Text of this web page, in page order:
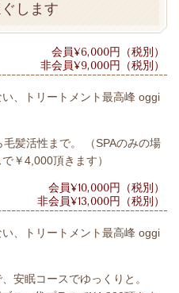
します
会員¥6,000円（税別）
非会員¥9,000円（税別）
、トリートメント最高峰 oggi
髪活性まで。 （SPAのみの場
￥4,000頂きます）
会員¥10,000円（税別）
非会員¥13,000円（税別）
、トリートメント最高峰 oggi
安眠コースでゆっくりと。